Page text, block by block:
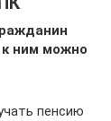
к ним можно
пенсию